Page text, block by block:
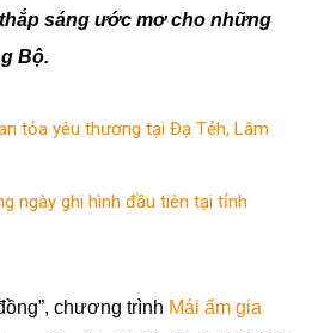
sáng ước mơ cho những
Bộ.
tỏa yêu thương tại Đạ Tẻh, Lâm
ngày ghi hình đầu tiên tại tỉnh
chương trình Mái ấm gia